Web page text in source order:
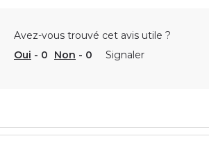
Avez-vous trouvé cet avis utile ?
Oui - 0 Non - 0 Signaler